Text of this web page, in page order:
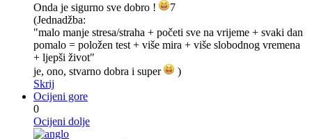
Onda je sigurno sve dobro !
7
(Jednadžba:
"malo manje stresa/straha + početi sve na vrijeme + svaki dan
pomalo = položen test + više mira + više slobodnog vremena
+ ljepši život"
je, ono, stvarno dobra i super
)
Skrij
Ocijeni gore
0
Ocijeni dolje